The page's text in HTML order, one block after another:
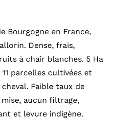
Bourgogne en France,
Dense, frais,
à chair blanches. 5 Ha
parcelles cultivées et
Faible taux de
aucun filtrage,
et levure indigène.